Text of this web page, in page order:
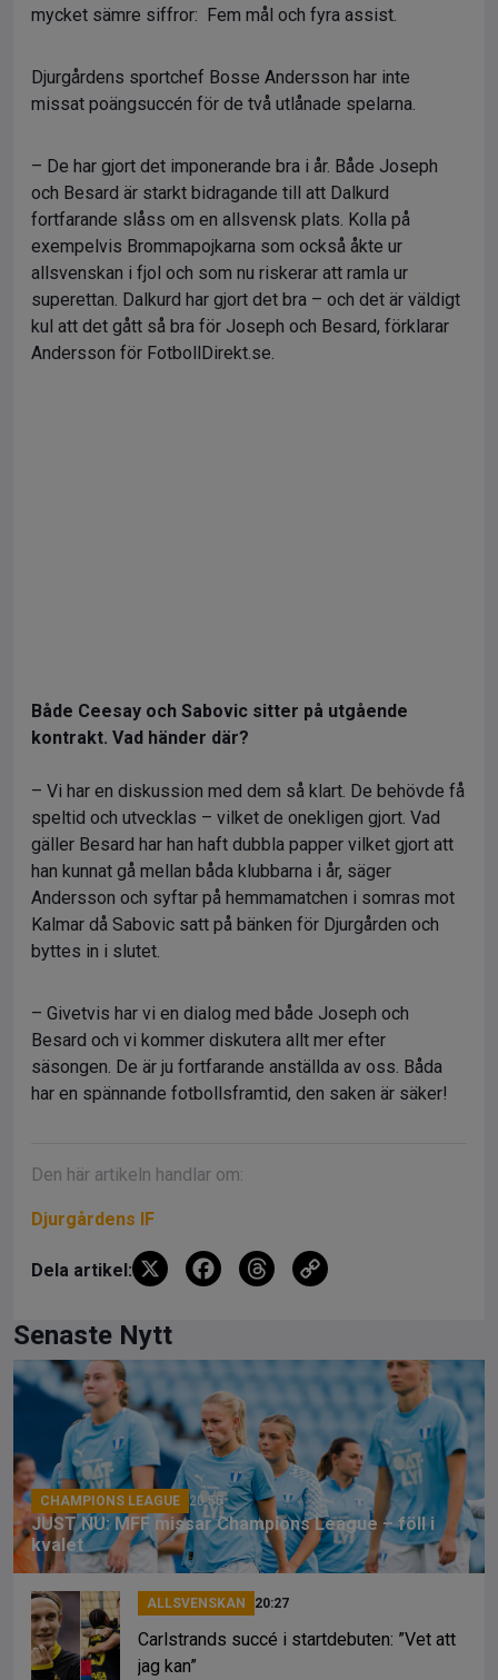
mycket sämre siffror: Fem mål och fyra assist.
Djurgårdens sportchef Bosse Andersson har inte
missat poängsuccén för de två utlånade spelarna.
– De har gjort det imponerande bra i år. Både Joseph
och Besard är starkt bidragande till att Dalkurd
fortfarande slåss om en allsvensk plats. Kolla på
exempelvis Brommapojkarna som också åkte ur
allsvenskan i fjol och som nu riskerar att ramla ur
superettan. Dalkurd har gjort det bra – och det är väldigt
kul att det gått så bra för Joseph och Besard, förklarar
Andersson för FotbollDirekt.se.
Både Ceesay och Sabovic sitter på utgående
kontrakt. Vad händer där?
– Vi har en diskussion med dem så klart. De behövde få
speltid och utvecklas – vilket de onekligen gjort. Vad
gäller Besard har han haft dubbla papper vilket gjort att
han kunnat gå mellan båda klubbarna i år, säger
Andersson och syftar på hemmamatchen i somras mot
Kalmar då Sabovic satt på bänken för Djurgården och
byttes in i slutet.
– Givetvis har vi en dialog med både Joseph och
Besard och vi kommer diskutera allt mer efter
säsongen. De är ju fortfarande anställda av oss. Båda
har en spännande fotbollsframtid, den saken är säker!
Den här artikeln handlar om:
Djurgårdens IF
Dela artikel: X
F
b
o
o
k
T
d
s
Li
n
k
Senaste Nytt
CHAMPIONS LEAGUE 20:55
JUST NU: MFF missar Champions League – föll i
kvalet
ALLSVENSKAN 20:27
Carlstrands succé i startdebuten: ”Vet att
jag kan”